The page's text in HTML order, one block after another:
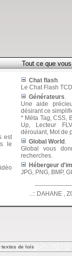
Tout ce que
est
le
Chat flash.
Le Chat Flash
Générateurs.
Une aide
désirant ce
* Méta Tag, CSS,
Up, Lecteur
déroulant, Mot de
Global World .
Global vous
recherches.
Hébergeur
JPG, PNG, BMP,
..:: DAHANE ,
textes de lois